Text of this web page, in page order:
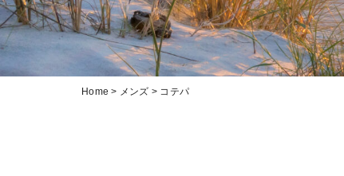
Home > メンズ > コテパ